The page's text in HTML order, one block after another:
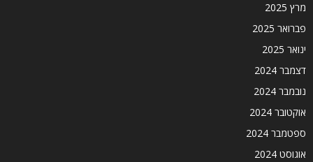
מרץ 2025
פברואר 2025
ינואר 2025
דצמבר 2024
נובמבר 2024
אוקטובר 2024
ספטמבר 2024
אוגוסט 2024